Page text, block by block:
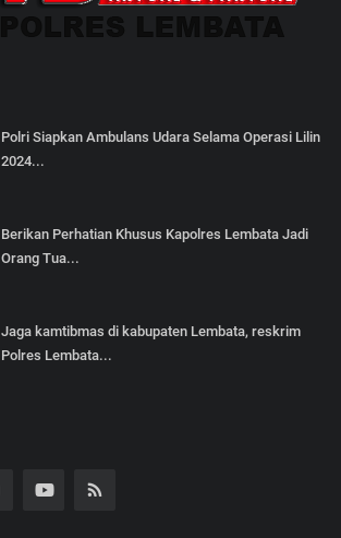
Polri Siapkan Ambulans Udara Selama Operasi Lilin
2024...
Berikan Perhatian Khusus Kapolres Lembata Jadi
Orang Tua...
Jaga kamtibmas di kabupaten Lembata, reskrim
Polres Lembata...